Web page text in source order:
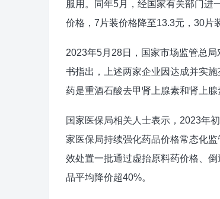
服用。同年5月，经国家有关部门进
价格，7片装价格降至13.3元，30片
2023年5月28日，国家市场监管总
书指出，上述两家企业因达成并实
药是重酒石酸去甲肾上腺素和肾上腺
国家医保局相关人士表示，2023年
家医保局持续强化药品价格常态化
效处置一批通过虚抬原料药价格、
品平均降价超40%。